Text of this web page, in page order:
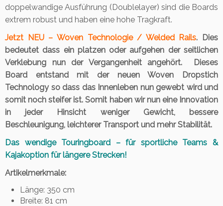
doppelwandige Ausführung (Doublelayer) sind die Boards
extrem robust und haben eine hohe Tragkraft.
Jetzt NEU – Woven Technologie / Welded Rails. Dies
bedeutet dass ein platzen oder aufgehen der seitlichen
Verklebung nun der Vergangenheit angehört. Dieses
Board entstand mit der neuen Woven Dropstich
Technology so dass das Innenleben nun gewebt wird und
somit noch steifer ist. Somit haben wir nun eine Innovation
in jeder Hinsicht weniger Gewicht, bessere
Beschleunigung, leichterer Transport und mehr Stabilität.
Das wendige Touringboard – für sportliche Teams &
Kajakoption für längere Strecken!
Artikelmerkmale:
Länge: 350 cm
Breite: 81 cm